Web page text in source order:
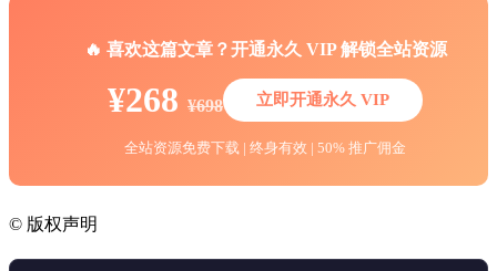
🔥 喜欢这篇文章？开通永久 VIP 解锁全站资源
¥268 ¥698 立即开通永久 VIP
全站资源免费下载 | 终身有效 | 50% 推广佣金
© 版权声明